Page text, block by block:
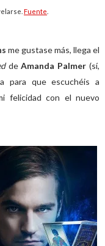
Fuente
me gustase más, llega el
deAmanda Palmer (sí,
para que escuchéis a
felicidad con el nuevo